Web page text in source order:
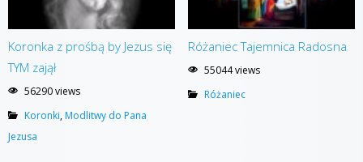
Koronka z prośbą by Jezus się
TYM zajął
56290 views
Koronki,Modlitwy do Pana
Jezusa
Różaniec Tajemnica Radosna
55044 views
Różaniec